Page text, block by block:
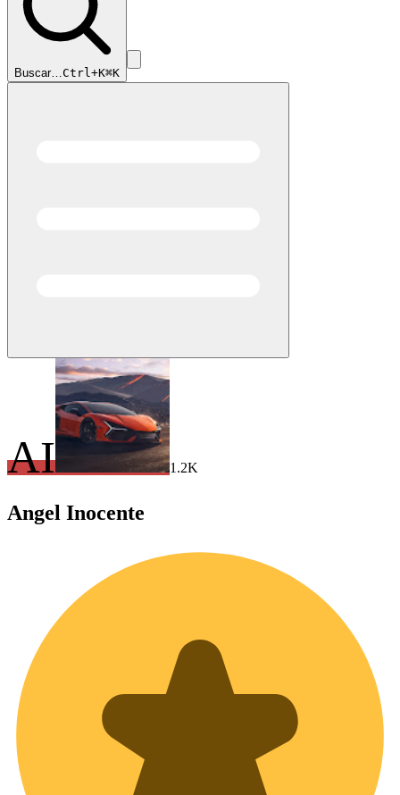
Buscar…Ctrl+K⌘K
AI 1.2K
Angel Inocente